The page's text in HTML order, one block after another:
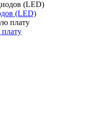
(LED)